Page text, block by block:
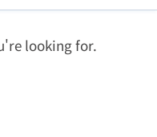
looking for.